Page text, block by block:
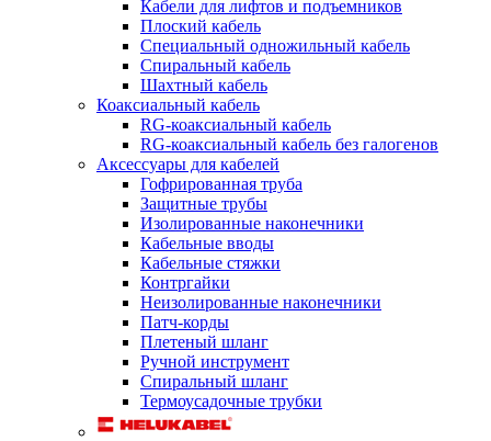
Кабели для лифтов и подъемников
Плоский кабель
Специальный одножильный кабель
Спиральный кабель
Шахтный кабель
Коаксиальный кабель
RG-коаксиальный кабель
RG-коаксиальный кабель без галогенов
Аксессуары для кабелей
Гофрированная труба
Защитные трубы
Изолированные наконечники
Кабельные вводы
Кабельные стяжки
Контргайки
Неизолированные наконечники
Патч-корды
Плетеный шланг
Ручной инструмент
Спиральный шланг
Термоусадочные трубки